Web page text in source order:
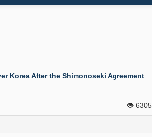
Korea After the Shimonoseki Agreement
6305